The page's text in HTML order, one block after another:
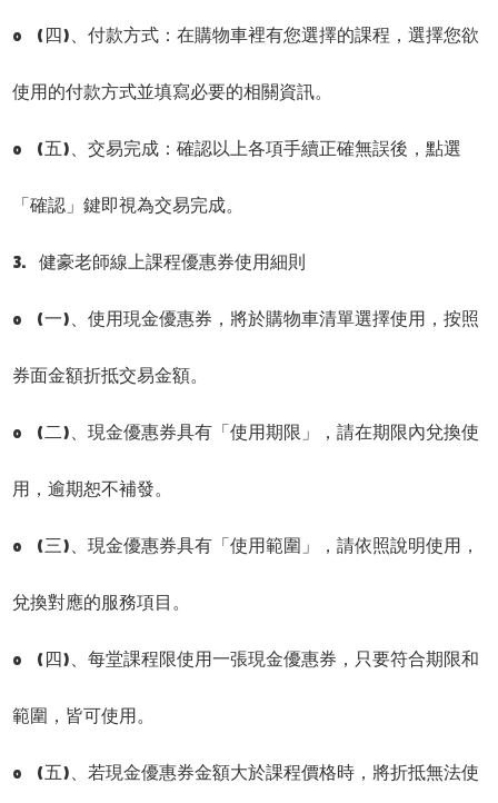
o (四)、付款方式：在購物車裡有您選擇的課程，選擇您欲
使用的付款方式並填寫必要的相關資訊。
o (五)、交易完成：確認以上各項手續正確無誤後，點選
「確認」鍵即視為交易完成。
3. 健豪老師線上課程優惠券使用細則
o (一)、使用現金優惠券，將於購物車清單選擇使用，按照
券面金額折抵交易金額。
o (二)、現金優惠券具有「使用期限」，請在期限內兌換使
用，逾期恕不補發。
o (三)、現金優惠券具有「使用範圍」，請依照說明使用，
兌換對應的服務項目。
o (四)、每堂課程限使用一張現金優惠券，只要符合期限和
範圍，皆可使用。
o (五)、若現金優惠券金額大於課程價格時，將折抵無法使